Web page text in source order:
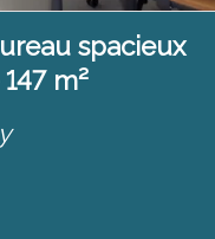
spacieux
m²